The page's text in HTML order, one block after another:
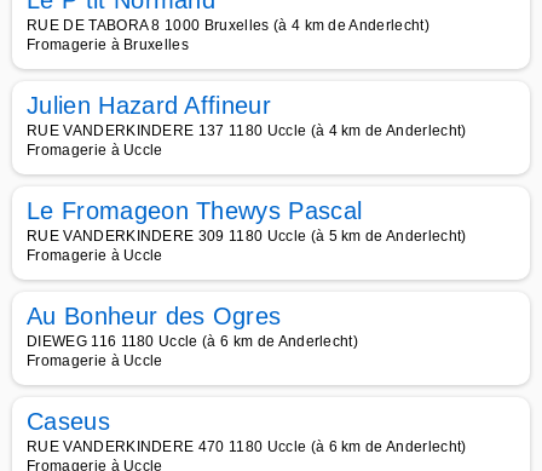
RUE DE TABORA 8 1000 Bruxelles (à 4 km de Anderlecht)
Fromagerie à Bruxelles
Julien Hazard Affineur
RUE VANDERKINDERE 137 1180 Uccle (à 4 km de Anderlecht)
Fromagerie à Uccle
Le Fromageon Thewys Pascal
RUE VANDERKINDERE 309 1180 Uccle (à 5 km de Anderlecht)
Fromagerie à Uccle
Au Bonheur des Ogres
DIEWEG 116 1180 Uccle (à 6 km de Anderlecht)
Fromagerie à Uccle
Caseus
RUE VANDERKINDERE 470 1180 Uccle (à 6 km de Anderlecht)
Fromagerie à Uccle